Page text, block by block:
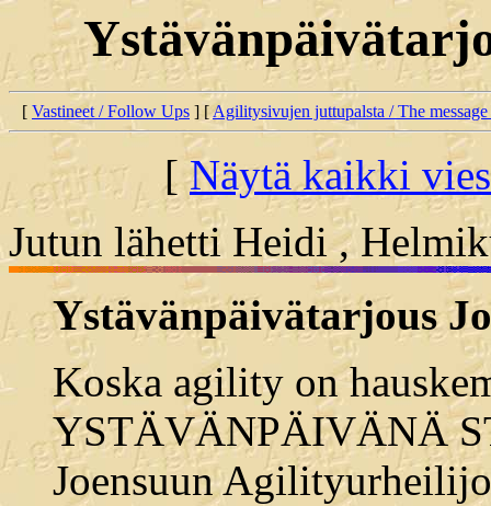
[ Vastineet / Follow Ups ] [Agilitysivujen juttupalsta / The
[Näytä kaikki
Jutun lähetti Heidi ,
Ystävänpäivätarjous
Koska agility on
YSTÄVÄNPÄIVÄNÄ
Joensuun